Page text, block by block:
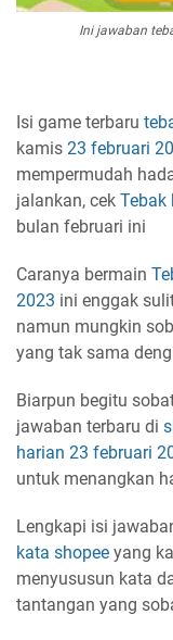
Ini jawaban
Isi game terbaru
kamis 23 februari
mempermudah
jalankan, cek Tebak
bulan februari ini
Caranya bermain
2023 ini enggak
namun mungkin
yang tak sama
Biarpun begitu
jawaban terbaru di
harian 23 februari
untuk menangkan
Lengkapi isi
kata shopee yang
menyususun kata
tantangan yang